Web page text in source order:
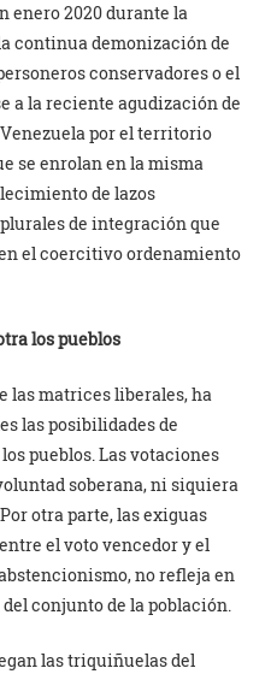
enero 2020 durante la
continua demonización de
conservadores o el
a la reciente agudización de
por el territorio
se enrolan en la misma
de lazos
de integración que
el coercitivo ordenamiento
los pueblos
las matrices liberales, ha
las posibilidades de
pueblos. Las votaciones
soberana, ni siquiera
otra parte, las exiguas
el voto vencedor y el
no refleja en
conjunto de la población.
las triquiñuelas del